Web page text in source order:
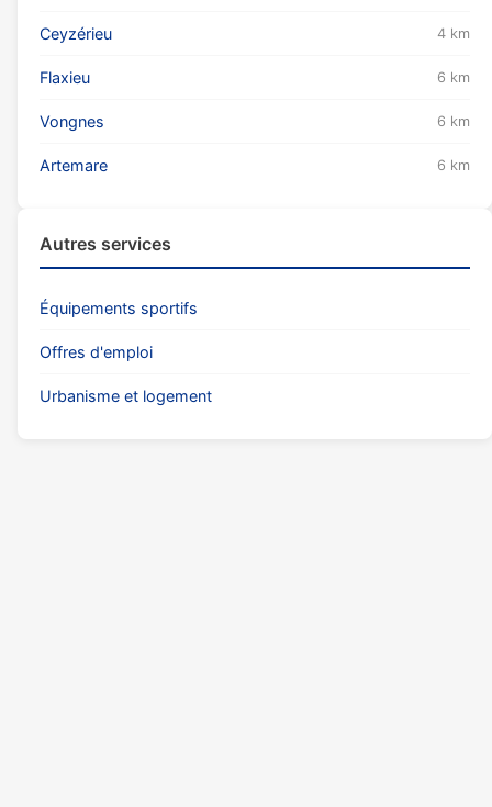
Ceyzérieu 4 km
Flaxieu 6 km
Vongnes 6 km
Artemare 6 km
Autres services
Équipements sportifs
Offres d'emploi
Urbanisme et logement